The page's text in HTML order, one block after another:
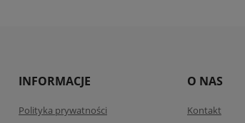
INFORMACJE
Polityka prywatności
O NAS
Kontakt